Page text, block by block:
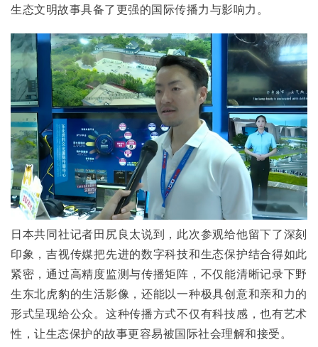
生态文明故事具备了更强的国际传播力与影响力。
日本共同社记者田尻良太说到，此次参观给他留下了深刻
印象，吉视传媒把先进的数字科技和生态保护结合得如此
紧密，通过高精度监测与传播矩阵，不仅能清晰记录下野
生东北虎豹的生活影像，还能以一种极具创意和亲和力的
形式呈现给公众。这种传播方式不仅有科技感，也有艺术
性，让生态保护的故事更容易被国际社会理解和接受。